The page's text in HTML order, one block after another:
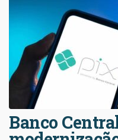
Banco